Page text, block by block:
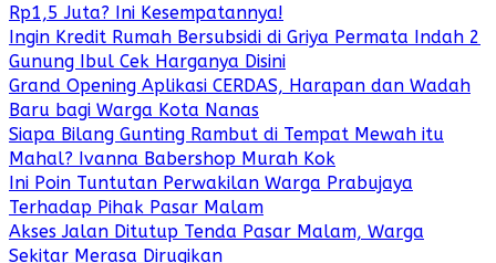
Rp1,5 Juta? Ini Kesempatannya!
Ingin Kredit Rumah Bersubsidi di Griya Permata Indah 2
Gunung Ibul Cek Harganya Disini
Grand Opening Aplikasi CERDAS, Harapan dan Wadah
Baru bagi Warga Kota Nanas
Siapa Bilang Gunting Rambut di Tempat Mewah itu
Mahal? Ivanna Babershop Murah Kok
Ini Poin Tuntutan Perwakilan Warga Prabujaya
Terhadap Pihak Pasar Malam
Akses Jalan Ditutup Tenda Pasar Malam, Warga
Sekitar Merasa Dirugikan